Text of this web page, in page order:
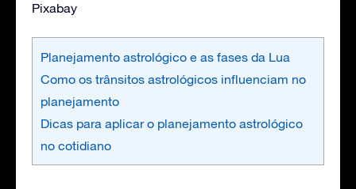
Pixabay
Planejamento astrológico e as fases da Lua
Como os trânsitos astrológicos influenciam no
planejamento
Dicas para aplicar o planejamento astrológico
no cotidiano